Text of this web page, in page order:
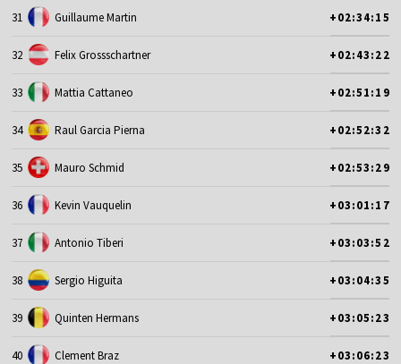
31 Guillaume Martin +02:34:15
32 Felix Grossschartner +02:43:22
33 Mattia Cattaneo +02:51:19
34 Raul Garcia Pierna +02:52:32
35 Mauro Schmid +02:53:29
36 Kevin Vauquelin +03:01:17
37 Antonio Tiberi +03:03:52
38 Sergio Higuita +03:04:35
39 Quinten Hermans +03:05:23
40 Clement Braz +03:06:23